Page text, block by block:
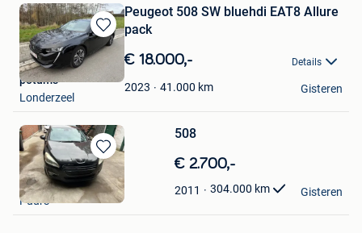
Bewaren
in
Mijn
Favorieten
Peugeot 508 SW bluehdi EAT8 Allure
pack
€ 18.000,- Details
2023 41.000 km
potums
Londerzeel
Gisteren
Bewaren
in
Mijn
Favorieten
508
€ 2.700,-
2011 304.000 km
haran cars.
Puurs
Gisteren